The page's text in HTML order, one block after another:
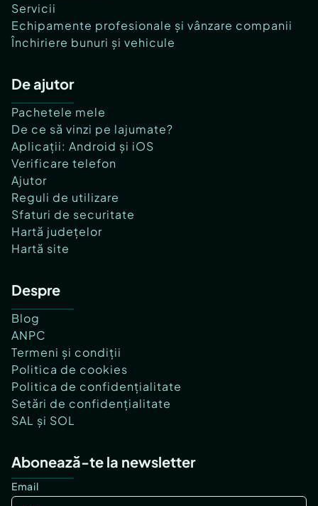
Servicii
Echipamente profesionale și vânzare companii
Închiriere bunuri și vehicule
De ajutor
Pachetele mele
De ce să vinzi pe lajumate?
Aplicații: Android și iOS
Verificare telefon
Ajutor
Reguli de utilizare
Sfaturi de securitate
Hartă județelor
Hartă site
Despre
Blog
ANPC
Termeni și condiții
Politica de cookies
Politica de confidențialitate
Setări de confidențialitate
SAL și SOL
Abonează-te la newsletter
Email